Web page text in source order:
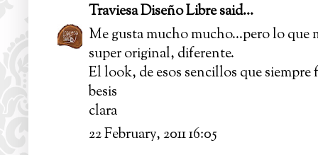
Traviesa Diseño Libresaid...
Me gusta mucho mucho...pero lo que
super original, diferente.
El look, de esos sencillos que
besis
clara
22 February, 2011 16:05